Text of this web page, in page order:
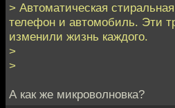
> Автоматическая
телефон и автомобиль. Эти
изменили жизнь каждого.
>
>
А как же микроволновка?